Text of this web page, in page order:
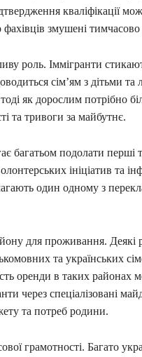
кваліфікації
змушені
роль. Іммігранти
сім’ям з дітьми
як дорослим потрібно
та тривоги за майбутнє.
багатьом подолати
ініціатив та
один одному з
для проживання.
та українських
оренди в таких
через спеціалізовані
та потреб родини.
грамотності. Багато